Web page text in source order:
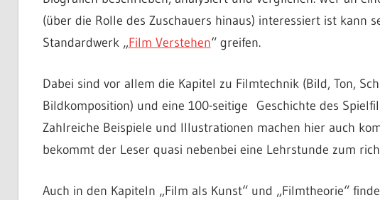
(über die Rolle des Zuschauers hinaus) interessiert ist kann
Standardwerk „Film Verstehen“ greifen.
Dabei sind vor allem die Kapitel zu Filmtechnik (Bild, Ton,
Bildkomposition) und eine 100-seitige Geschichte des
Zahlreiche Beispiele und Illustrationen machen hier auch
bekommt der Leser quasi nebenbei eine Lehrstunde zum
Auch in den Kapiteln „Film als Kunst“ und „Filmtheorie“